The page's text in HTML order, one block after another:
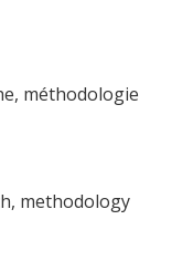
méthodologie
methodology